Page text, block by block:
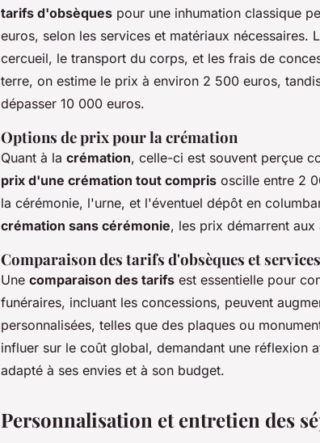
tarifs d'obsèques pour une inhumation classique
euros, selon les services et matériaux nécessaires.
cercueil, le transport du corps, et les frais de
terre, on estime le prix à environ 2 500 euros,
dépasser 10 000 euros.
Options de prix pour la crémation
Quant à la crémation, celle-ci est souvent perçue
prix d'une crémation tout compris oscille entre 2
la cérémonie, l'urne, et l'éventuel dépôt en
crémation sans cérémonie, les prix démarrent
Comparaison des tarifs d'obsèques et
Une comparaison des tarifs est essentielle pour
funéraires, incluant les concessions, peuvent
personnalisées, telles que des plaques ou
influer sur le coût global, demandant une réflexion
adapté à ses envies et à son budget.
Personnalisation et entretien des